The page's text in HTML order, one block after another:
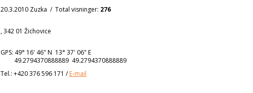
20.3.2010 Zuzka / Total visninger: 276
, 342 01 Žichovice
GPS: 49° 16' 46" N 13° 37' 06" E
49.2794370888889 49.2794370888889
Tel.: +420 376 596 171 /E-mail